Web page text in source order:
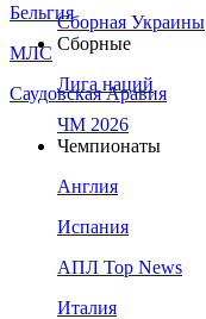
Бельгия
МЛС
Саудовская Аравия
Сборная Украины
Сборные
Лига наций
ЧМ 2026
Чемпионаты
Англия
Испания
АПЛ Top News
Италия